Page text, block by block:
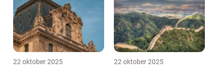
22 oktober 2025 22 oktober 2025